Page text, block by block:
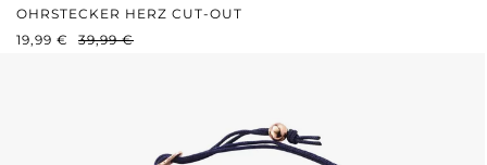
OHRSTECKER HERZ CUT-OUT
VERKAUFSPREIS:
19,99 € REGULÄRER PREIS:
39,99 €